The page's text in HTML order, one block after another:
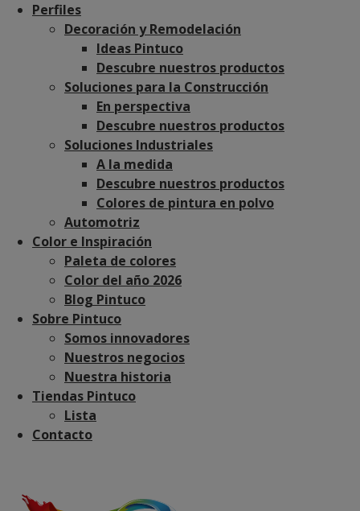
Perfiles
Decoración y Remodelación
Ideas Pintuco
Descubre nuestros productos
Soluciones para la Construcción
En perspectiva
Descubre nuestros productos
Soluciones Industriales
A la medida
Descubre nuestros productos
Colores de pintura en polvo
Automotriz
Color e Inspiración
Paleta de colores
Color del año 2026
Blog Pintuco
Sobre Pintuco
Somos innovadores
Nuestros negocios
Nuestra historia
Tiendas Pintuco
Lista
Contacto